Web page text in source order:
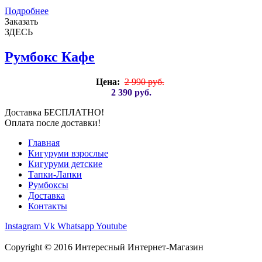
Подробнее
Заказать
ЗДЕСЬ
Румбокс Кафе
Цена: 2 990 руб.
2 390 руб.
Доставка БЕСПЛАТНО!
Оплата после доставки!
Главная
Кигуруми взрослые
Кигуруми детские
Тапки-Лапки
Румбоксы
Доставка
Контакты
Instagram Vk WhatsappYoutube
Copyright © 2016 Интересный Интернет-Магазин